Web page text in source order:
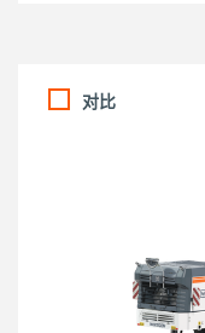
对比